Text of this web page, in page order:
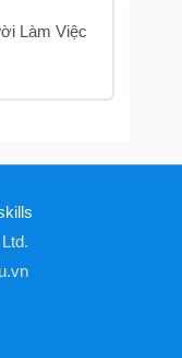
Làm Việc